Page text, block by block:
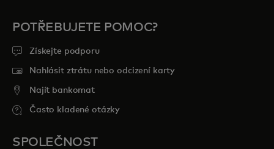
POTŘEBUJETE POMOC?
Získejte podporu
Nahlásit ztrátu nebo odcizení karty
Najít bankomat
Často kladené otázky
SPOLEČNOST